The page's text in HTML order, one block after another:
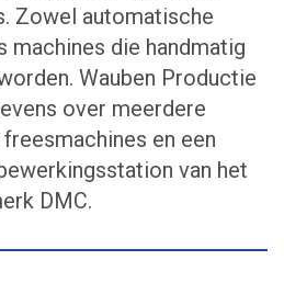
Zowel automatische
machines die handmatig
Wauben Productie
over meerdere
en een
van het
DMC.